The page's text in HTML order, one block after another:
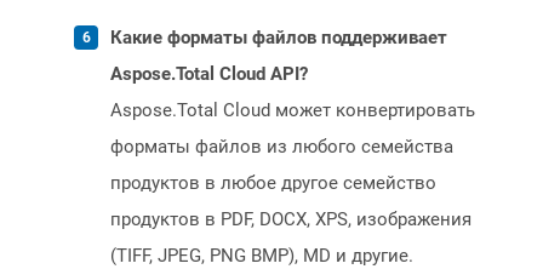
Какие форматы файлов поддерживает
Aspose.Total Cloud API?
Aspose.Total Cloud может конвертировать
форматы файлов из любого семейства
продуктов в любое другое семейство
продуктов в PDF, DOCX, XPS, изображения
(TIFF, JPEG, PNG BMP), MD и другие.